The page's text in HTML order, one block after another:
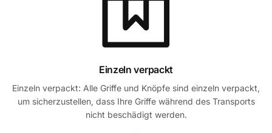
Einzeln verpackt
Einzeln verpackt: Alle Griffe und Knöpfe sind einzeln verpackt,
um sicherzustellen, dass Ihre Griffe während des Transports
nicht beschädigt werden.